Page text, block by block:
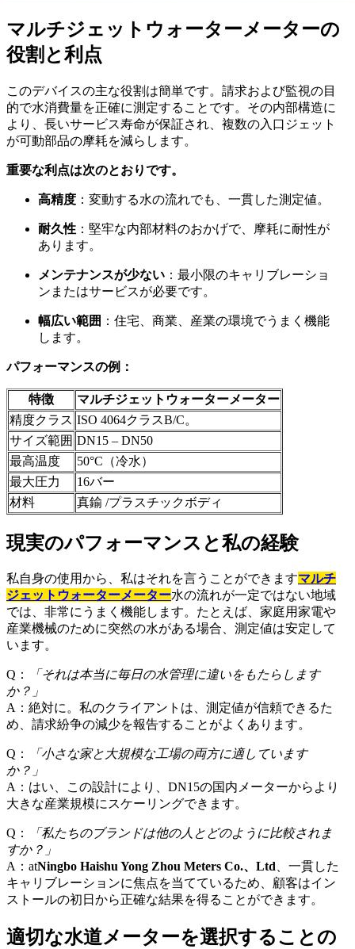
マルチジェットウォーターメーターの
役割と利点
このデバイスの主な役割は簡単です。請求および監視の目
的で水消費量を正確に測定することです。その内部構造に
より、長いサービス寿命が保証され、複数の入口ジェット
が可動部品の摩耗を減らします。
重要な利点は次のとおりです。
高精度 ：変動する水の流れでも、一貫した測定値。
耐久性 ：堅牢な内部材料のおかげで、摩耗に耐性が
あります。
メンテナンスが少ない ：最小限のキャリブレーショ
ンまたはサービスが必要です。
幅広い範囲 ：住宅、商業、産業の環境でうまく機能
します。
パフォーマンスの例：
特徴
マルチジェットウォーターメーター
精度クラス ISO 4064クラスB/C。
サイズ範囲 DN15 – DN50
最高温度
50°C（冷水）
最大圧力
16バー
材料
真鍮 /プラスチックボディ
現実のパフォーマンスと私の経験
私自身の使用から、私はそれを言うことができますマルチ
ジェットウォーターメーター水の流れが一定ではない地域
では、非常にうまく機能します。たとえば、家庭用家電や
産業機械のために突然の水がある場合、測定値は安定して
います。
Q：
「それは本当に毎日の水管理に違いをもたらします
か？」
A：絶対に。私のクライアントは、測定値が信頼できるた
め、請求紛争の減少を報告することがよくあります。
Q：
「小さな家と大規模な工場の両方に適しています
か？」
A：はい、この設計により、DN15の国内メーターからより
大きな産業規模にスケーリングできます。
Q：
「私たちのブランドは他の人とどのように比較されま
すか？」
A：atNingbo Haishu Yong Zhou Meters Co.、Ltd、一貫した
キャリブレーションに焦点を当てているため、顧客はイン
ストールの初日から正確な結果を得ることができます。
適切な水道メーターを選択することの